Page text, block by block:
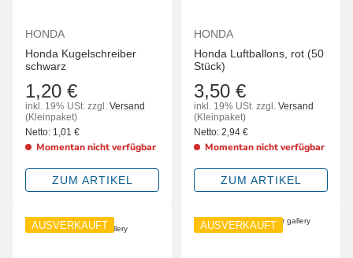
HONDA
Honda Kugelschreiber
schwarz
1,20 €
inkl. 19% USt. zzgl. Versand
(Kleinpaket)
Netto: 1,01 €
Momentan nicht verfügbar
ZUM ARTIKEL
HONDA
Honda Luftballons, rot (50
Stück)
3,50 €
inkl. 19% USt. zzgl. Versand
(Kleinpaket)
Netto: 2,94 €
Momentan nicht verfügbar
ZUM ARTIKEL
AUSVERKAUFT AUSVERKAUFT